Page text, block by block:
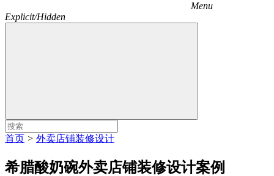
Menu
Explicit/Hidden
首页 > 外卖店铺装修设计
希腊酸奶碗外卖店铺装修设计案例